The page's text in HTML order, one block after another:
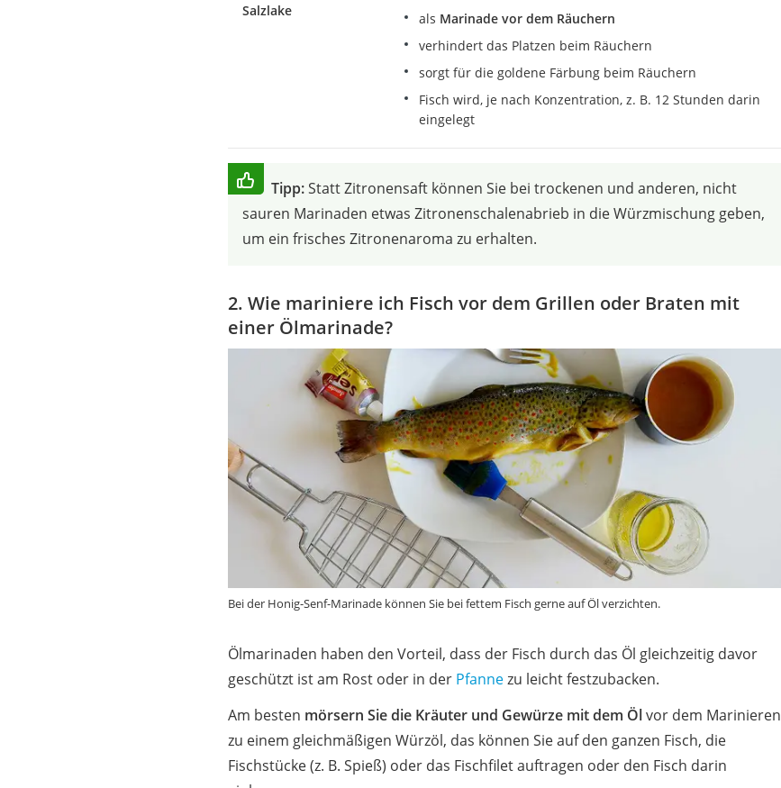
Salzlake als Marinade vor dem Räuchern
verhindert das Platzen beim Räuchern
sorgt für die goldene Färbung beim Räuchern
Fisch wird, je nach Konzentration, z. B. 12 Stunden darin
eingelegt
Tipp:Statt Zitronensaft können Sie bei trockenen und anderen, nicht
sauren Marinaden etwas Zitronenschalenabrieb in die Würzmischung geben,
um ein frisches Zitronenaroma zu erhalten.
2. Wie mariniere ich Fisch vor dem Grillen oder Braten mit
einer Ölmarinade?
Bei der Honig-Senf-Marinade können Sie bei fettem Fisch gerne auf Öl verzichten.
Ölmarinaden haben den Vorteil, dass der Fisch durch das Öl gleichzeitig davor
geschützt ist am Rost oder in der Pfannezu leicht festzubacken.
Am besten mörsern Sie die Kräuter und Gewürze mit dem Ölvor dem Marinieren
zu einem gleichmäßigen Würzöl, das können Sie auf den ganzen Fisch, die
Fischstücke (z. B. Spieß) oder das Fischfilet auftragen oder den Fisch darin